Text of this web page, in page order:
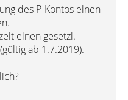
des P-Kontos einen
einen gesetzl.
ab 1.7.2019).